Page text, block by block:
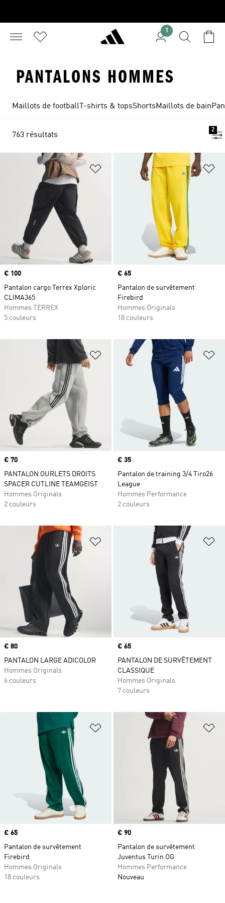
1
PANTALONS HOMMES
Maillots de football T-shirts & topsShortsMaillots de bain
763 résultats
2
Ajouter à la Liste de produits
Prix
€ 100
Pantalon cargo Terrex Xploric
CLIMA365
Hommes TERREX
5 couleurs
Prix
€ 65
Pantalon de survêtement
Firebird
Hommes Originals
18 couleurs
Ajouter à la Liste de produits
Prix
€ 70
PANTALON OURLETS DROITS
SPACER CUTLINE TEAMGEIST
Hommes Originals
2 couleurs
Prix
€ 35
Pantalon de training 3/4 Tiro26
League
Hommes Performance
2 couleurs
Ajouter à la Liste de produits
Prix
€ 80
PANTALON LARGE ADICOLOR
Hommes Originals
6 couleurs
Prix
€ 65
PANTALON DE SURVÊTEMENT
CLASSIQUE
Hommes Originals
7 couleurs
Ajouter à la Liste de produits
Prix
€ 65
Pantalon de survêtement
Firebird
Hommes Originals
18 couleurs
Prix
€ 90
Pantalon de survêtement
Juventus Turin OG
Hommes Performance
Nouveau